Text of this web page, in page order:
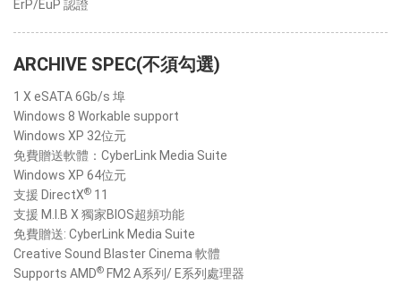
ErP/EuP 認證
ARCHIVE SPEC(不須勾選)
1 X eSATA 6Gb/s 埠
Windows 8 Workable support
Windows XP 32位元
免費贈送軟體：CyberLink Media Suite
Windows XP 64位元
支援 DirectX® 11
支援 M.I.B X 獨家BIOS超頻功能
免費贈送: CyberLink Media Suite
Creative Sound Blaster Cinema 軟體
Supports AMD® FM2 A系列/ E系列處理器